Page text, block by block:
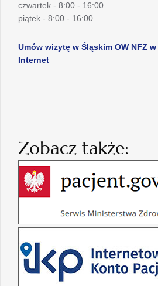
czwartek - 8:00 - 16:00
piątek - 8:00 - 16:00
Umów wizytę w Śląskim OW NFZ
Internet
Zobacz także: